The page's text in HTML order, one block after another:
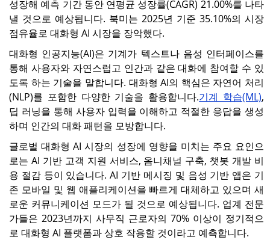
성장해 예측 기간 동안 연평균 성장률(CAGR) 21.00%를 나타
낼 것으로 예상됩니다. 북미는 2025년 기준 35.10%의 시장
점유율로 대화형 AI 시장을 장악했다.
대화형 인공지능(AI)은 기계가 텍스트나 음성 인터페이스를
통해 사용자와 자연스럽고 인간과 같은 대화에 참여할 수 있
도록 하는 기술을 말합니다. 대화형 AI의 핵심은 자연어 처리
(NLP)를 포함한 다양한 기술을 활용합니다.기계 학습(ML),
딥 러닝을 통해 사용자 입력을 이해하고 적절한 응답을 생성
하며 인간의 대화 패턴을 모방합니다.
글로벌 대화형 AI 시장의 성장에 영향을 미치는 주요 요인으
로는 AI 기반 고객 지원 서비스, 옴니채널 구축, 챗봇 개발 비
용 절감 등이 있습니다. AI 기반 메시징 및 음성 기반 앱은 기
존 모바일 및 웹 애플리케이션을 빠르게 대체하고 있으며 새
로운 커뮤니케이션 모드가 될 것으로 예상됩니다. 업계 전문
가들은 2023년까지 사무직 근로자의 70% 이상이 정기적으
로 대화형 AI 플랫폼과 상호 작용할 것이라고 예측합니다.